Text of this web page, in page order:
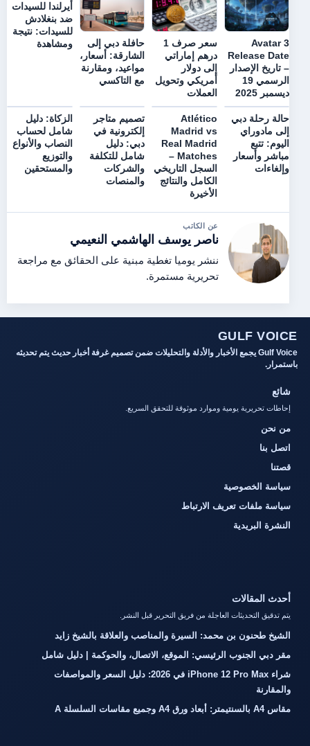
Avatar 3
Release Date
– تاريخ الإصدار
الرسمي 19
ديسمبر 2025
سعر صرف 1
درهم إماراتي
إلى دولار
أمريكي وتحويل
العملات
حافلة دبي إلى
الشارقة: أسعار،
مواعيد، ومقارنة
مع التاكسي
أيرلندا للسيدات
ضد بنغلادش
للسيدات: نتيجة
ومشاهدة
حالة رحلة دبي
إلى مادوراي
اليوم: تتبع
مباشر وأسعار
وإلغاءات
Atlético
Madrid vs
Real Madrid
Matches –
السجل التاريخي
الكامل والنتائج
الأخيرة
تصميم متاجر
إلكترونية في
دبي: دليل
شامل للتكلفة
والشركات
والمنصات
الزكاة: دليل
شامل لحساب
النصاب والأنواع
والتوزيع
والمستحقين
عن الكاتب
ناصر يوسف الهاشمي النعيمي
ننشر يوميا تغطية مبنية على الحقائق مع مراجعة
تحريرية مستمرة.
GULF VOICE
Gulf Voice يجمع الأخبار والأدلة والتحليلات ضمن تصميم غرفة أخبار حديث يتم تحديثه
باستمرار.
شائع
إحاطات تحريرية يومية وموارد موثوقة للتحقق السريع.
من نحن
اتصل بنا
قصتنا
سياسة الخصوصية
سياسة ملفات تعريف الارتباط
النشرة البريدية
أحدث المقالات
يتم تدقيق التحديثات العاجلة من فريق التحرير قبل النشر.
الشيخ طحنون بن محمد: السيرة والمناصب والعلاقة بالشيخ زايد
مقر دبي الجنوب الرئيسي: الموقع، الاتصال، والحوكمة | دليل شامل
شراء iPhone 12 Pro Max في 2026: دليل السعر والمواصفات
والمقارنة
مقاس A4 بالسنتيمتر: أبعاد ورق A4 وجميع مقاسات السلسلة A